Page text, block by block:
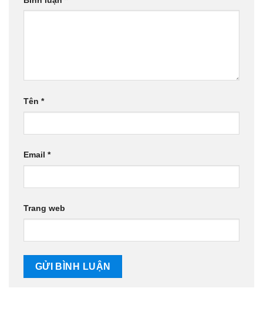
Tên *
Email *
Trang web